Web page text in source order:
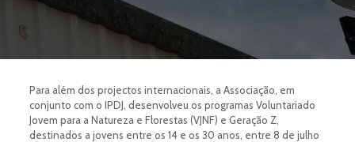
Para além dos projectos internacionais, a Associação, em
conjunto com o IPDJ, desenvolveu os programas Voluntariado
Jovem para a Natureza e Florestas (VJNF) e Geração Z,
destinados a jovens entre os 14 e os 30 anos, entre 8 de julho